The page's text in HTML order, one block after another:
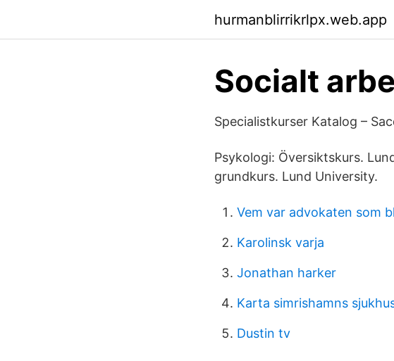
hurmanblirrikrlpx.web.app
Socialt
Specialistkurser Katalog –
Psykologi: Översiktskurs.
grundkurs. Lund University.
Vem var advokaten som
Karolinsk varja
Jonathan harker
Karta simrishamns
Dustin tv